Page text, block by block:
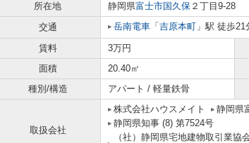
所在地 静岡県富士市国久保 ２丁目9-28
交通
岳南電車 「 吉原本町 」駅 徒歩21
賃料 3万円
面積
20.40㎡
種別/構造
アパート / 軽量鉄骨
取扱会社
株式会社ハウスメイト 静岡県
静岡県知事 (8) 第7524号
（社）静岡県宅地建物取引業